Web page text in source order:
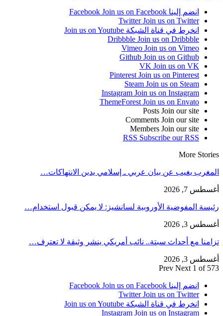
انضم إلينا Facebook Join us on Facebook
Twitter Join us on Twitter
انخرط في قناة الشبكة Join us on Youtube
Dribbble Join us on Dribbble
Vimeo Join us on Vimeo
Github Join us on Github
VK Join us on VK
Pinterest Join us on Pinterest
Steam Join us on Steam
Instagram Join us on Instagram
ThemeForest Join us on Envato
Posts Join our site
Comments Join our site
Members Join our site
RSS Subscribe our RSS
More Stories
المغرب يغيب عن بيان عربي ـ إسلامي يدين الانتهاكات…
أغسطس 7, 2026
رئيسة المفوضية الأوروبية لسانشيز: لا يمكن قبول استخدام…
أغسطس 3, 2026
تزامنا مع أحداث سبتة.. نائب أمريكي ينشر وثيقة لا تعترف…
أغسطس 3, 2026
Prev Next 1 of 573
انضم إلينا Facebook Join us on Facebook
Twitter Join us on Twitter
انخرط في قناة الشبكة Join us on Youtube
Instagram Join us on Instagram